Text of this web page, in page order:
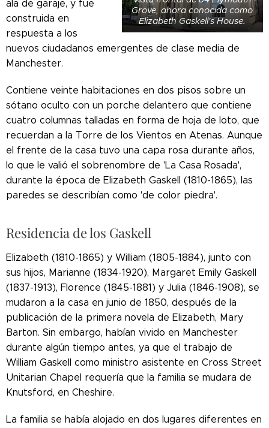
Grove, ahora conocida como
Elizabeth Gaskell's House.
ala de garaje, y fue
construida en
respuesta a los
nuevos ciudadanos emergentes de clase media de
Manchester.
Contiene veinte habitaciones en dos pisos sobre un
sótano oculto con un porche delantero que contiene
cuatro columnas talladas en forma de hoja de loto, que
recuerdan a la Torre de los Vientos en Atenas. Aunque
el frente de la casa tuvo una capa rosa durante años,
lo que le valió el sobrenombre de 'La Casa Rosada',
durante la época de Elizabeth Gaskell (1810-1865), las
paredes se describían como 'de color piedra'.
Residencia de los Gaskell
Elizabeth (1810-1865) y William (1805-1884), junto con
sus hijos, Marianne (1834-1920), Margaret Emily Gaskell
(1837-1913), Florence (1845-1881) y Julia (1846-1908), se
mudaron a la casa en junio de 1850, después de la
publicación de la primera novela de Elizabeth, Mary
Barton. Sin embargo, habían vivido en Manchester
durante algún tiempo antes, ya que el trabajo de
William Gaskell como ministro asistente en Cross Street
Unitarian Chapel requería que la familia se mudara de
Knutsford, en Cheshire.
La familia se había alojado en dos lugares diferentes en